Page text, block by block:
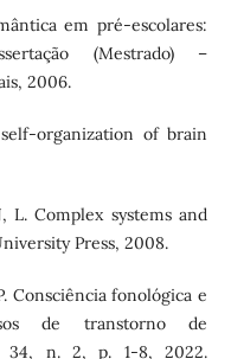
em pré-escolares:
(Mestrado) –
2006.
organization of brain
L. Complex systems and
Press, 2008.
Consciência fonológica e
de transtorno de
34, n. 2, p. 1-8, 2022.